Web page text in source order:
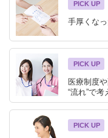
PICK UP
手厚くな
PICK UP
医療制度
“流れ”で
PICK UP